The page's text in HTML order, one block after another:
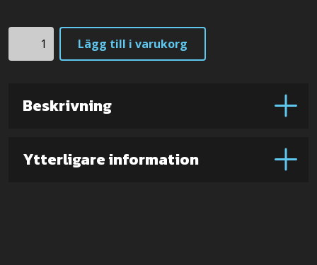
Frej
stål)
Lägg till i varukorg
Beskrivning
Ytterligare information